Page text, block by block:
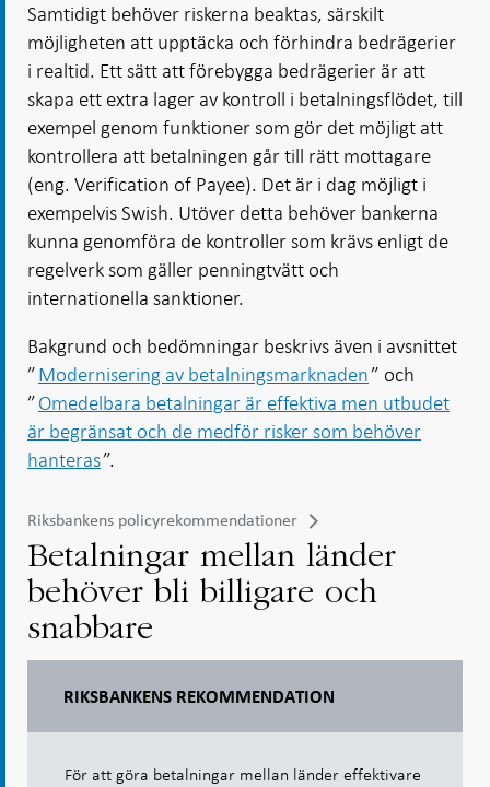
Samtidigt behöver riskerna beaktas, särskilt
möjligheten att upptäcka och förhindra bedrägerier
i realtid. Ett sätt att förebygga bedrägerier är att
skapa ett extra lager av kontroll i betalningsflödet, till
exempel genom funktioner som gör det möjligt att
kontrollera att betalningen går till rätt mottagare
(eng. Verification of Payee). Det är i dag möjligt i
exempelvis Swish. Utöver detta behöver bankerna
kunna genomföra de kontroller som krävs enligt de
regelverk som gäller penningtvätt och
internationella sanktioner.
Bakgrund och bedömningar beskrivs även i avsnittet
”Modernisering av betalningsmarknaden” och
”Omedelbara betalningar är effektiva men utbudet
är begränsat och de medför risker som behöver
hanteras”.
Riksbankens policyrekommendationer
Betalningar mellan länder
behöver bli billigare och
snabbare
RIKSBANKENS REKOMMENDATION
För att göra betalningar mellan länder effektivare